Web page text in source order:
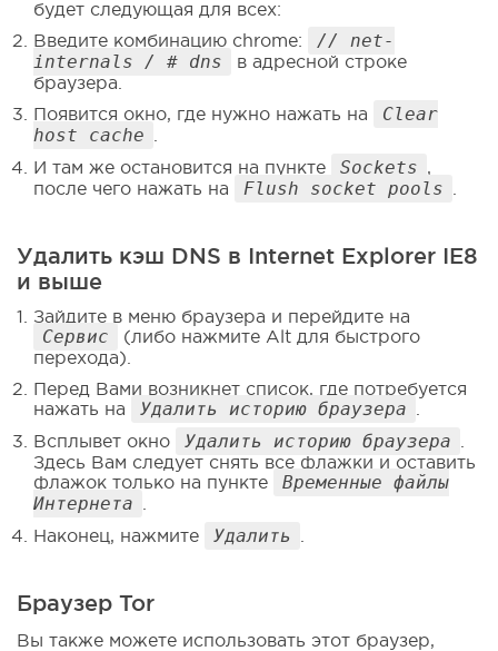
будет следующая для всех:
Введите комбинацию chrome:
// net-
internals / # dns
в адресной строке
браузера.
Появится окно, где нужно нажать на
Clear
host cache
И там же остановится на пункте
Sockets ,
после чего нажать на
Flush socket pools
Удалить кэш DNS в Internet Explorer IE8
и выше
Зайдите в меню браузера и перейдите на
Сервис
(либо нажмите Alt для быстрого
перехода).
Перед Вами возникнет список, где потребуется
нажать на
Удалить историю браузера
Всплывет окно
Удалить историю браузера
Здесь Вам следует снять все флажки и оставить
флажок только на пункте
Временные файлы
Интернета
Наконец, нажмите
Удалить
Браузер Tor
Вы также можете использовать этот браузер,